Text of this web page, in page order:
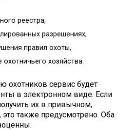
реестра,
разрешениях,
правил охоты,
охотничьего хозяйства.
охотников сервис будет
в электронном виде. Если
их в привычном,
также предусмотрено. Оба